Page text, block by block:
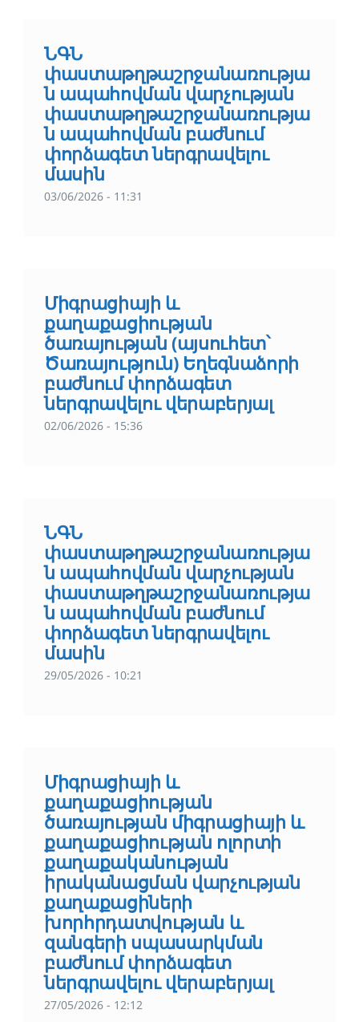
ՆԳՆ
փաստաթղթաշրջանառությա
ն ապահովման վարչության
փաստաթղթաշրջանառությա
ն ապահովման բաժնում
փորձագետ ներգրավելու
մասին
03/06/2026 - 11:31
Միգրացիայի և
քաղաքացիության
ծառայության (այսուհետ՝
Ծառայություն) Եղեգնաձորի
բաժնում փորձագետ
ներգրավելու վերաբերյալ
02/06/2026 - 15:36
ՆԳՆ
փաստաթղթաշրջանառությա
ն ապահովման վարչության
փաստաթղթաշրջանառությա
ն ապահովման բաժնում
փորձագետ ներգրավելու
մասին
29/05/2026 - 10:21
Միգրացիայի և
քաղաքացիության
ծառայության միգրացիայի և
քաղաքացիության ոլորտի
քաղաքականության
իրականացման վարչության
քաղաքացիների
խորհրդատվության և
զանգերի սպասարկման
բաժնում փորձագետ
ներգրավելու վերաբերյալ
27/05/2026 - 12:12